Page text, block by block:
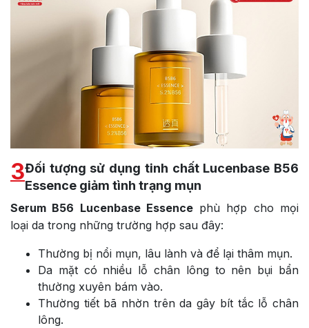
3Đối tượng sử dụng tinh chất Lucenbase B56
Essence giảm tình trạng mụn
Serum B56 Lucenbase Essencephù hợp cho mọi
loại da trong những trường hợp sau đây:
Thường bị nổi mụn, lâu lành và để lại thâm mụn.
Da mặt có nhiều lỗ chân lông to nên bụi bẩn
thường xuyên bám vào.
Thường tiết bã nhờn trên da gây bít tắc lỗ chân
lông.